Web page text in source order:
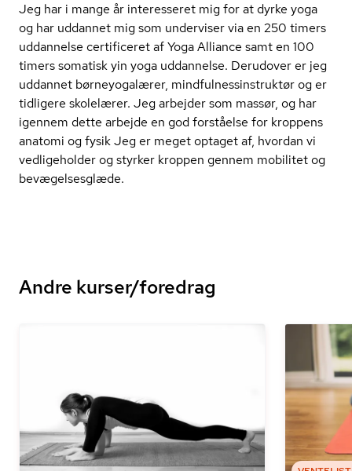
Jeg har i mange år interesseret mig for at dyrke yoga
og har uddannet mig som underviser via en 250 timers
uddannelse certificeret af Yoga Alliance samt en 100
timers somatisk yin yoga uddannelse. Derudover er jeg
uddannet børneyogalærer, mind­ful­nes­sin­struk­tør og er
tidligere skolelærer. Jeg arbejder som massør, og har
igennem dette arbejde en god forståelse for kroppens
anatomi og fysik Jeg er meget optaget af, hvordan vi
vedligeholder og styrker kroppen gennem mobilitet og
be­væ­gel­ses­glæ­de.
Andre kurser/foredrag